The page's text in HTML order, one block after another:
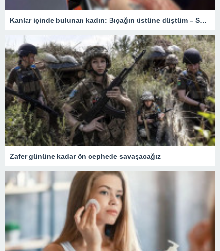
Kanlar içinde bulunan kadın: Bıçağın üstüne düştüm – Son Dakika Türkiye Haberleri
Zafer gününe kadar ön cephede savaşacağız